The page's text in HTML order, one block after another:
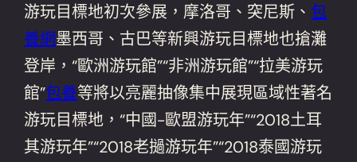
游玩目標地初次參展，摩洛哥、突尼斯、 包
養網墨西哥、古巴等新興游玩目標地也搶灘
登岸，“歐洲游玩館”“非洲游玩館”“拉美游玩
館”包養等將以亮麗抽像集中展現區域性著名
游玩目標地，“中國-歐盟游玩年”“2018土耳
其游玩年”“2018老撾游玩年”“2018泰國游玩